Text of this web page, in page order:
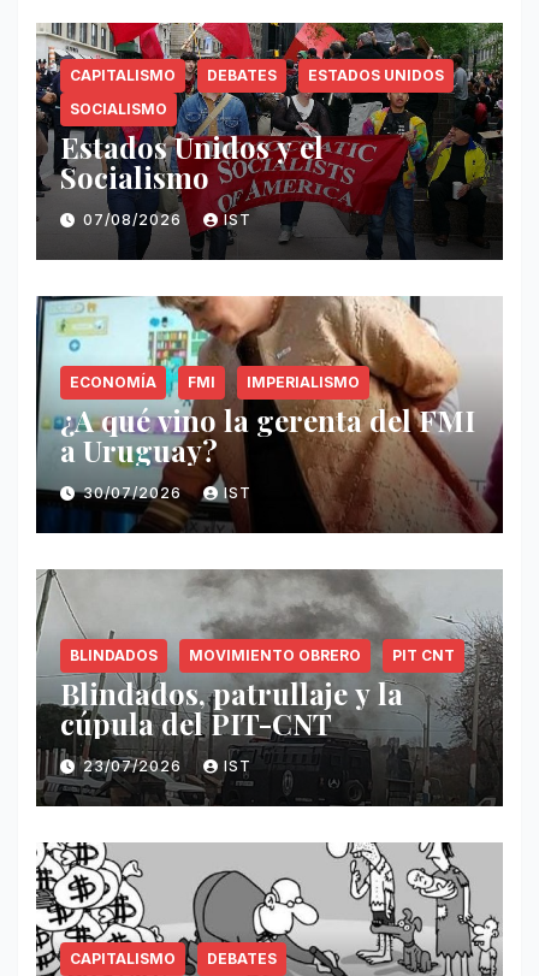
CAPITALISMO DEBATES
ESTADOS UNIDOS
SOCIALISMO
Estados Unidos y el
Socialismo
07/08/2026 IST
ECONOMÍA FMI IMPERIALISMO
¿A qué vino la gerenta del FMI
a Uruguay?
30/07/2026 IST
BLINDADOS MOVIMIENTO OBRERO PIT CNT
Blindados, patrullaje y la
cúpula del PIT-CNT
23/07/2026 IST
CAPITALISMO DEBATES